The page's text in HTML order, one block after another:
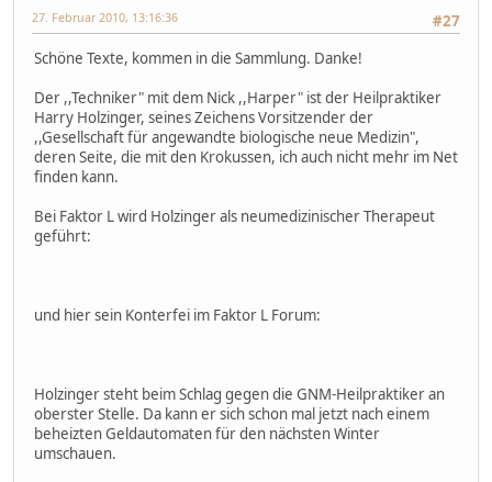
#27
27. Februar 2010, 13:16:36
Schöne Texte, kommen in die Sammlung. Danke!
Der ,,Techniker" mit dem Nick ,,Harper" ist der Heilpraktiker
Harry Holzinger, seines Zeichens Vorsitzender der
,,Gesellschaft für angewandte biologische neue Medizin",
deren Seite, die mit den Krokussen, ich auch nicht mehr im Net
finden kann.
Bei Faktor L wird Holzinger als neumedizinischer Therapeut
geführt:
und hier sein Konterfei im Faktor L Forum:
Holzinger steht beim Schlag gegen die GNM-Heilpraktiker an
oberster Stelle. Da kann er sich schon mal jetzt nach einem
beheizten Geldautomaten für den nächsten Winter
umschauen.